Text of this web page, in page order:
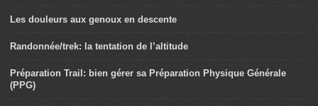
Les douleurs aux genoux en descente
Randonnée/trek: la tentation de l’altitude
Préparation Trail: bien gérer sa Préparation Physique Générale
(PPG)